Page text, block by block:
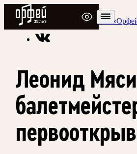
Радио Орфей
Радио классической музыки
Леонид